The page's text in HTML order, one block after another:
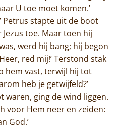
U toe moet komen.’
Petrus stapte uit de boot
toe. Maar toen hij
werd hij bang; hij begon
red mij!’ Terstond stak
hem vast, terwijl hij tot
heb je getwijfeld?’
waren, ging de wind liggen.
voor Hem neer en zeiden:
God.’